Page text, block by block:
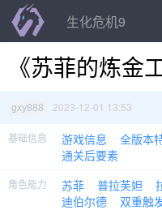
生化危机9
《苏菲的炼金
gxy888 2023-12-01 13:53
基础信息 游戏信息 全版本
通关后要素
角色能力 苏菲 普拉芙妲
迪伯尔德
双重触